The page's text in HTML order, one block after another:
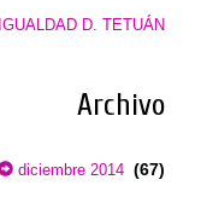
D. TETUÁN
Archivo
diciembre 2014 (67)